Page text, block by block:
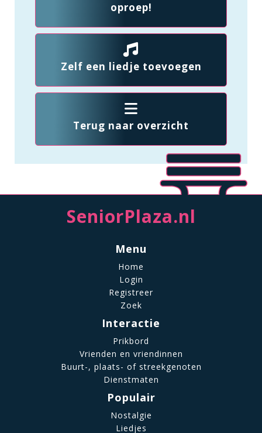
oproep!
Zelf een liedje toevoegen
Terug naar overzicht
SeniorPlaza.nl
Menu
Home
Login
Registreer
Zoek
Interactie
Prikbord
Vrienden en vriendinnen
Buurt-, plaats- of streekgenoten
Dienstmaten
Populair
Nostalgie
Liedjes